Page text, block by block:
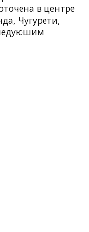
в центре
Чугурети,